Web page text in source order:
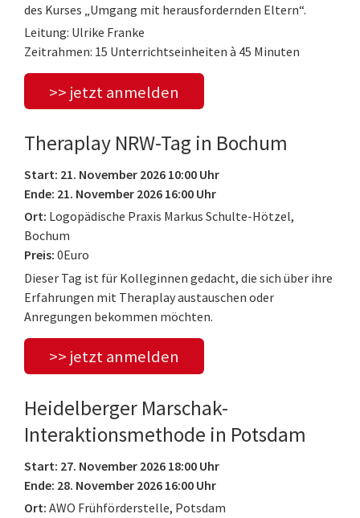
des Kurses „Umgang mit herausfordernden Eltern“.
Leitung: Ulrike Franke
Zeitrahmen: 15 Unterrichtseinheiten à 45 Minuten
>> jetzt anmelden
Theraplay NRW-Tag in Bochum
Start: 21. November 2026 10:00 Uhr
Ende: 21. November 2026 16:00 Uhr
Ort: Logopädische Praxis Markus Schulte-Hötzel,
Bochum
Preis: 0Euro
Dieser Tag ist für Kolleginnen gedacht, die sich über ihre
Erfahrungen mit Theraplay austauschen oder
Anregungen bekommen möchten.
>> jetzt anmelden
Heidelberger Marschak-
Interaktionsmethode in Potsdam
Start: 27. November 2026 18:00 Uhr
Ende: 28. November 2026 16:00 Uhr
Ort: AWO Frühförderstelle, Potsdam